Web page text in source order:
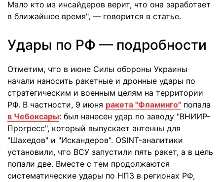
Мало кто из инсайдеров верит, что она заработает
в ближайшее время", — говорится в статье.
Удары по РФ — подробности
Отметим, что в июне Силы обороны Украины
начали наносить ракетные и дронные удары по
стратегическим и военным целям на территории
РФ. В частности, 9 июня ракета "Фламинго" попала
в Чебоксары: был нанесен удар по заводу "ВНИИР-
Прогресс", который выпускает антенны для
"Шахедов" и "Искандеров". OSINT-аналитики
установили, что ВСУ запустили пять ракет, а в цель
попали две. Вместе с тем продолжаются
систематические удары по НПЗ в регионах РФ,